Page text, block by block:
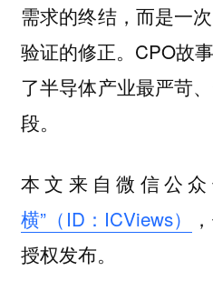
需求的终结，而是一
验证的修正。CPO故
了半导体产业最严苛
段。
本文来自微信公众
横”（ID：ICViews）
授权发布。